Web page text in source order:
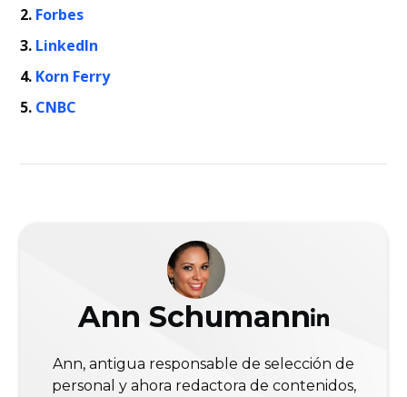
2. Forbes
3. LinkedIn
4. Korn Ferry
5. CNBC
Ann Schumann
Ann, antigua responsable de selección de
personal y ahora redactora de contenidos,